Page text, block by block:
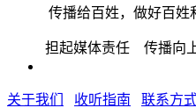
传播给百姓，做好百姓
担起媒体责任 传播向
关于我们 收听指南 联系方